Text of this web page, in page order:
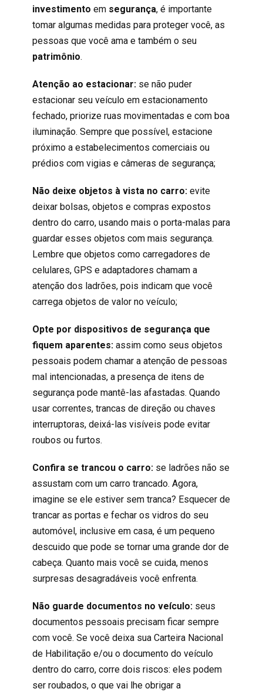
investimento em segurança, é importante
tomar algumas medidas para proteger você, as
pessoas que você ama e também o seu
patrimônio.
Atenção ao estacionar: se não puder
estacionar seu veículo em estacionamento
fechado, priorize ruas movimentadas e com boa
iluminação. Sempre que possível, estacione
próximo a estabelecimentos comerciais ou
prédios com vigias e câmeras de segurança;
Não deixe objetos à vista no carro: evite
deixar bolsas, objetos e compras expostos
dentro do carro, usando mais o porta-malas para
guardar esses objetos com mais segurança.
Lembre que objetos como carregadores de
celulares, GPS e adaptadores chamam a
atenção dos ladrões, pois indicam que você
carrega objetos de valor no veículo;
Opte por dispositivos de segurança que
fiquem aparentes: assim como seus objetos
pessoais podem chamar a atenção de pessoas
mal intencionadas, a presença de itens de
segurança pode mantê-las afastadas. Quando
usar correntes, trancas de direção ou chaves
interruptoras, deixá-las visíveis pode evitar
roubos ou furtos.
Confira se trancou o carro: se ladrões não se
assustam com um carro trancado. Agora,
imagine se ele estiver sem tranca? Esquecer de
trancar as portas e fechar os vidros do seu
automóvel, inclusive em casa, é um pequeno
descuido que pode se tornar uma grande dor de
cabeça. Quanto mais você se cuida, menos
surpresas desagradáveis você enfrenta.
Não guarde documentos no veículo: seus
documentos pessoais precisam ficar sempre
com você. Se você deixa sua Carteira Nacional
de Habilitação e/ou o documento do veículo
dentro do carro, corre dois riscos: eles podem
ser roubados, o que vai lhe obrigar a